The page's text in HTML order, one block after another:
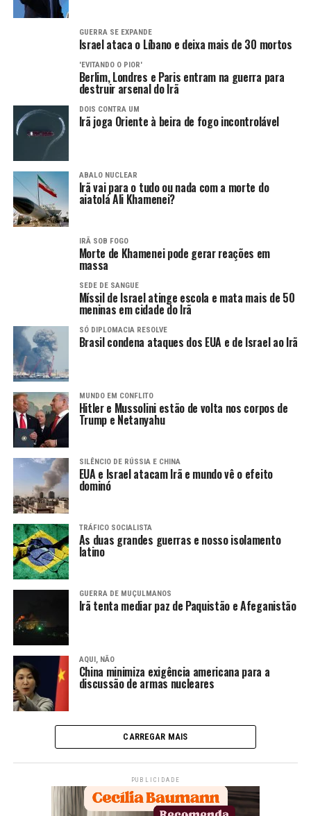
GUERRA SE EXPANDE
Israel ataca o Líbano e deixa mais de 30 mortos
'EVITANDO O PIOR'
Berlim, Londres e Paris entram na guerra para
destruir arsenal do Irã
DOIS CONTRA UM
Irã joga Oriente à beira de fogo incontrolável
ABALO NUCLEAR
Irã vai para o tudo ou nada com a morte do
aiatolá Ali Khamenei?
IRÃ SOB FOGO
Morte de Khamenei pode gerar reações em
massa
SEDE DE SANGUE
Míssil de Israel atinge escola e mata mais de 50
meninas em cidade do Irã
SÓ DIPLOMACIA RESOLVE
Brasil condena ataques dos EUA e de Israel ao Irã
MUNDO EM CONFLITO
Hitler e Mussolini estão de volta nos corpos de
Trump e Netanyahu
SILÊNCIO DE RÚSSIA E CHINA
EUA e Israel atacam Irã e mundo vê o efeito
dominó
TRÁFICO SOCIALISTA
As duas grandes guerras e nosso isolamento
latino
GUERRA DE MUÇULMANOS
Irã tenta mediar paz de Paquistão e Afeganistão
AQUI, NÃO
China minimiza exigência americana para a
discussão de armas nucleares
CARREGAR MAIS
PUBLICIDADE